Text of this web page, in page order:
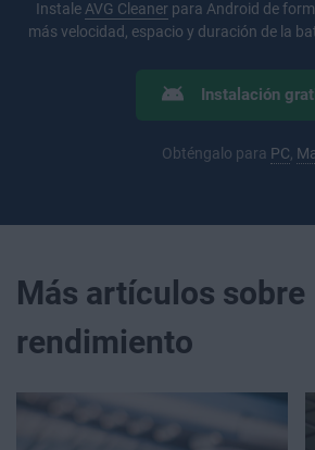
Instale AVG Cleaner para Android de
más velocidad, espacio y duración de la
Instalación
Obténgalo para PC
Más artículos sobre
rendimiento